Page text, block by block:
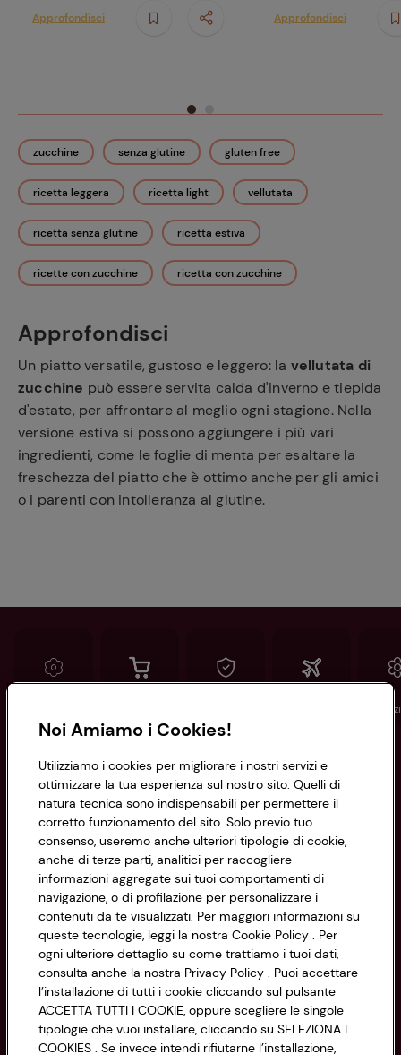
zucchine senza glutine gluten free
ricetta leggera ricetta light vellutata
ricetta senza glutine ricetta estiva
ricette con zucchine ricetta con zucchine
Approfondisci
Un piatto versatile, gustoso e leggero: la vellutata di
zucchine può essere servita calda d'inverno e tiepida
d'estate, per affrontare al meglio ogni stagione. Nella
versione estiva si possono aggiungere i più vari
ingredienti, come le foglie di menta per esaltare la
freschezza del piatto che è ottimo anche per gli amici
o i parenti con intolleranza al glutine.
Approfondisci Approfondisci
Informazioni
Privacy Policy
Cookie Policy
Impostazioni Cookie
Accessibilità
CONAD SOCIETÀ COOPERATIVA
Via Michelino, 59 | 40127 BOLOGNA
Codice Fiscale e Registro Imprese
di Bologna 00865960157
PARTITA IVA 03320960374
Servizio clienti
Noi Amiamo i Cookies!
Utilizziamo i cookies per migliorare i nostri servizi e
ottimizzare la tua esperienza sul nostro sito. Quelli di
natura tecnica sono indispensabili per permettere il
corretto funzionamento del sito. Solo previo tuo
consenso, useremo anche ulteriori tipologie di cookie,
anche di terze parti, analitici per raccogliere
informazioni aggregate sui tuoi comportamenti di
navigazione, o di profilazione per personalizzare i
contenuti da te visualizzati. Per maggiori informazioni su
queste tecnologie, leggi la nostra Cookie Policy . Per
ogni ulteriore dettaglio su come trattiamo i tuoi dati,
consulta anche la nostra Privacy Policy . Puoi accettare
l’installazione di tutti i cookie cliccando sul pulsante
ACCETTA TUTTI I COOKIE, oppure scegliere le singole
tipologie che vuoi installare, cliccando su SELEZIONA I
COOKIES . Se invece intendi rifiutarne l’installazione,